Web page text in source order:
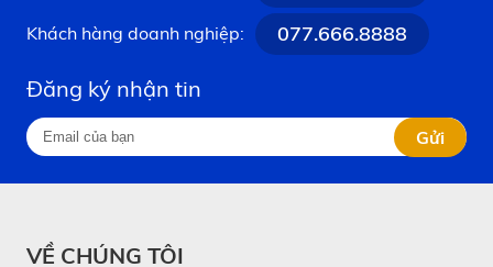
Khách hàng doanh nghiệp: 077.666.8888
Đăng ký nhận tin
Gửi
VỀ CHÚNG TÔI